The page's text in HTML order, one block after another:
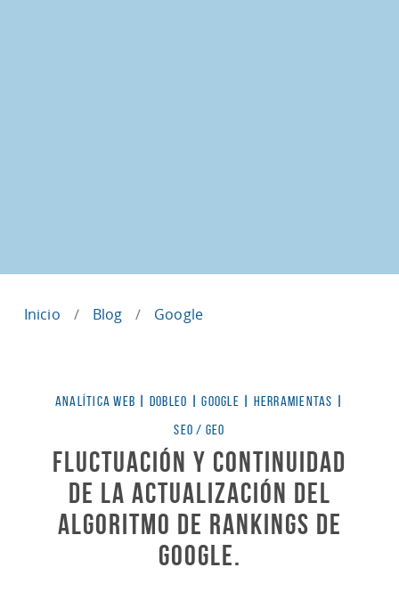
Inicio Blog Google
ANALÍTICA WEB DOBLEO |GOOGLE HERRAMIENTAS
SEO / GEO
Fluctuación y continuidad
de la actualización del
algoritmo de rankings de
Google.